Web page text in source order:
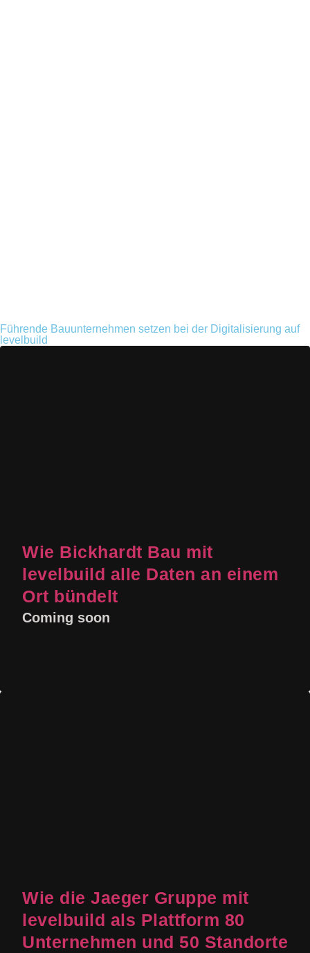
Führende Bauunternehmen setzen bei der Digitalisierung auf
levelbuild
Wie Bickhardt Bau mit
levelbuild alle Daten an einem
Ort bündelt
Wie die Jaeger Gruppe mit
levelbuild als Plattform 80
Unternehmen und 50 Standorte